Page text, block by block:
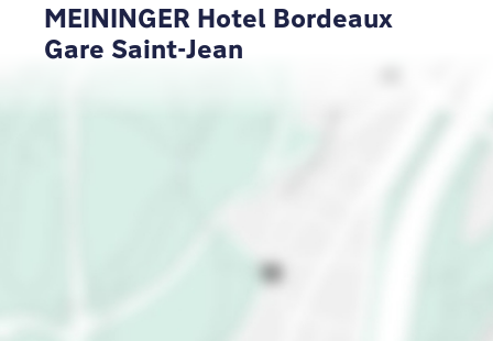
MEININGER Hotel Bordeaux
Gare Saint-Jean